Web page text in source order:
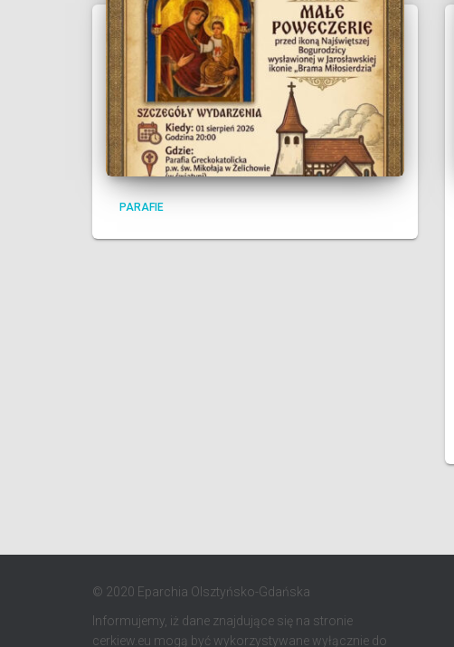
PARAFIE
© 2020 Eparchia Olsztyńsko-Gdańska
Informujemy, iż dane znajdujące się na stronie
cerkiew.eu mogą być wykorzystywane wyłącznie do